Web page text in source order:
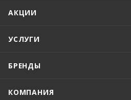
АКЦИИ
УСЛУГИ
БРЕНДЫ
КОМПАНИЯ